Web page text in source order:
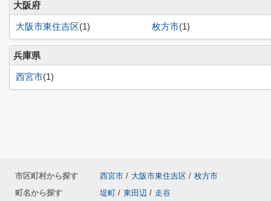
大阪府
大阪市東住吉区(1) 枚方市(1)
兵庫県
西宮市(1)
市区町村から探す 西宮市 / 大阪市東住吉区 / 枚方市
町名から探す
堤町 / 東田辺 / 走谷